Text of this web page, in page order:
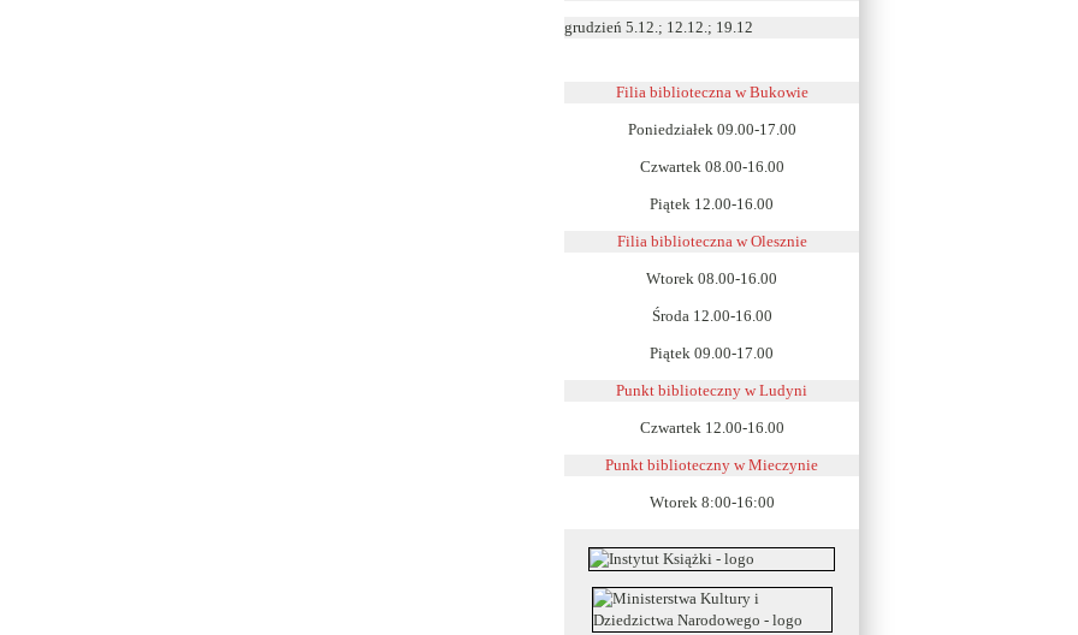
grudzień 5.12.; 12.12.; 19.12
Filia biblioteczna w Bukowie
Poniedziałek 09.00-17.00
Czwartek 08.00-16.00
Piątek 12.00-16.00
Filia biblioteczna w Olesznie
Wtorek 08.00-16.00
Środa 12.00-16.00
Piątek 09.00-17.00
Punkt biblioteczny w Ludyni
Czwartek 12.00-16.00
Punkt biblioteczny w Mieczynie
Wtorek 8:00-16:00